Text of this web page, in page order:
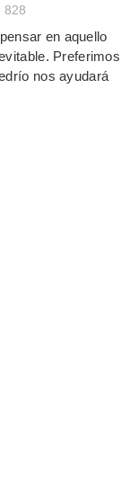
828
en aquello
Preferimos
nos ayudará